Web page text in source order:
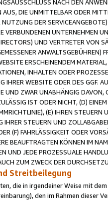
NACH DEN
DIE UNMITTELBAR ODER
DER
VERBUNDENEN UNTERNEHMEN
UND VERTRETER VON
ERSCHEINENDEM
INHALTEN ODER
IHRER WEBSITE ODER DES GGF.
UND ZWAR UNABHÄNGIG
IST ODER NICHT, (D)
(E) IHREN
IHRER STEUERN UND
(F) FAHRLÄSSIGKEIT ODER
BEAUFTRAGTEN KÖNNEN IM
UND JEDE PROZESSUALE
ZUM ZWECK DER
Streitbeilegung
die in irgendeiner Weise mit
den im Rahmen dieser